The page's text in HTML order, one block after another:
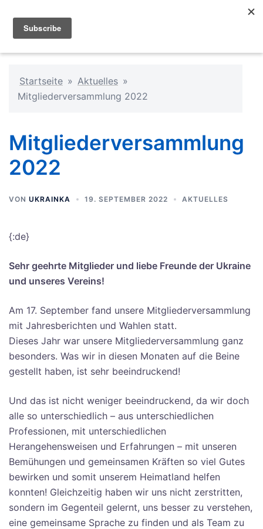
Startseite » Aktuelles »
Mitgliederversammlung 2022
Mitgliederversammlung
2022
VON UKRAINKA 19. SEPTEMBER 2022 AKTUELLES
{:de}
Sehr geehrte Mitglieder und liebe Freunde der Ukraine
und unseres Vereins!
Am 17. September fand unsere Mitgliederversammlung
mit Jahresberichten und Wahlen statt.
Dieses Jahr war unsere Mitgliederversammlung ganz
besonders. Was wir in diesen Monaten auf die Beine
gestellt haben, ist sehr beeindruckend!
Und das ist nicht weniger beeindruckend, da wir doch
alle so unterschiedlich – aus unterschiedlichen
Professionen, mit unterschiedlichen
Herangehensweisen und Erfahrungen – mit unseren
Bemühungen und gemeinsamen Kräften so viel Gutes
bewirken und somit unserem Heimatland helfen
konnten! Gleichzeitig haben wir uns nicht zerstritten,
sondern im Gegenteil gelernt, uns besser zu verstehen,
eine gemeinsame Sprache zu finden und als Team zu